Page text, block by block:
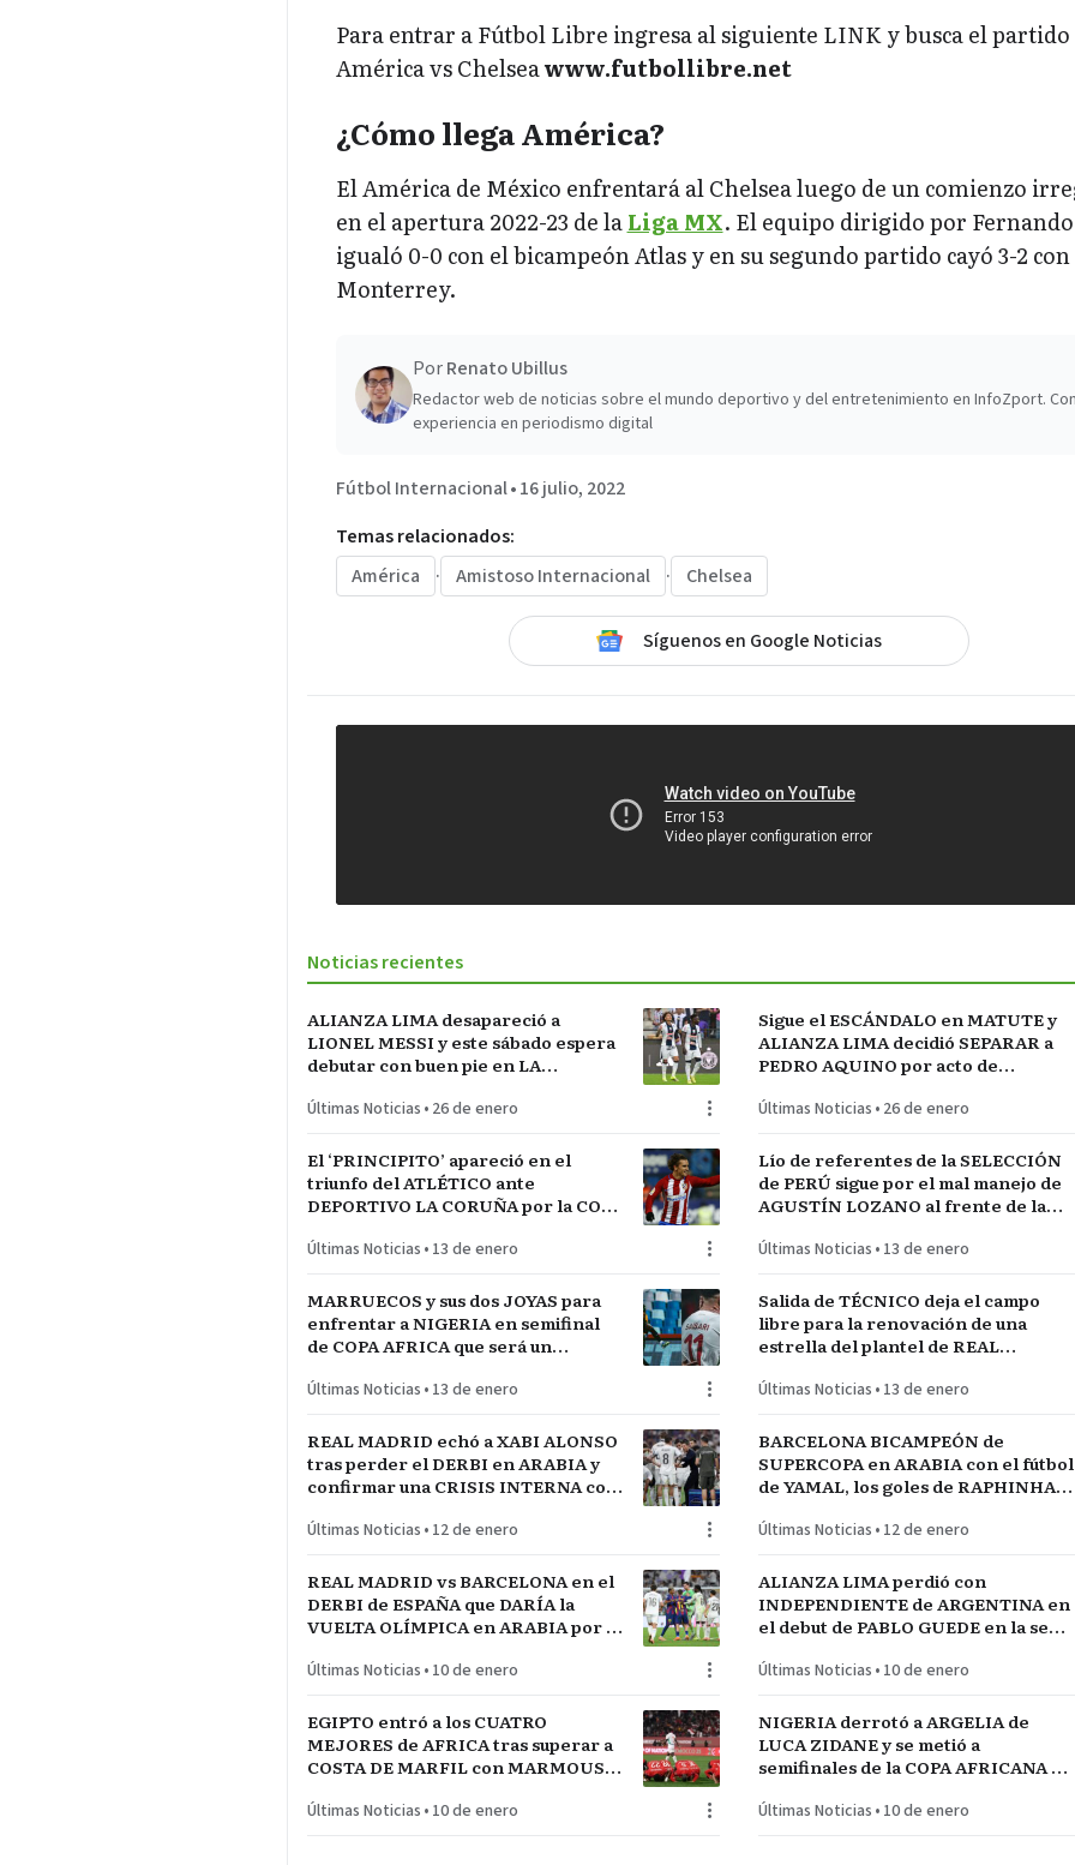
Para entrar a Fútbol Libre ingresa al siguiente LINK y busca el
América vs Chelseawww.futbollibre.net
¿Cómo llega América?
El América de México enfrentará al Chelsea luego de un comienzo
en el apertura 2022-23 de laLiga MX. El equipo dirigido por
igualó 0-0 con el bicampeón Atlas y en su segundo partido cayó 3-2 con
Monterrey.
PorRenato Ubillus
Redactor web de noticias sobre el mundo deportivo y del entretenimiento en InfoZport.
experiencia en periodismo digital
Fútbol Internacional•16 julio, 2022
Temas relacionados:
América
· Amistoso Internacional · Chelsea
Síguenos en Google Noticias
Noticias recientes
ALIANZA LIMA desapareció a
LIONEL MESSI y este sábado espera
debutar con buen pie en LA
Últimas Noticias • 26 de enero
Sigue el ESCÁNDALO en MATUTE y
ALIANZA LIMA decidió SEPARAR a
PEDRO AQUINO por acto de
Últimas Noticias • 26 de enero
El ‘PRINCIPITO’ apareció en el
triunfo del ATLÉTICO ante
DEPORTIVO LA CORUÑA por la COPA
Últimas Noticias • 13 de enero
Lío de referentes de la SELECCIÓN
de PERÚ sigue por el mal manejo de
AGUSTÍN LOZANO al frente de la
Últimas Noticias • 13 de enero
MARRUECOS y sus dos JOYAS para
enfrentar a NIGERIA en semifinal
de COPA AFRICA que será un
reservado
Últimas Noticias • 13 de enero
Salida de TÉCNICO deja el campo
libre para la renovación de una
estrella del plantel de REAL
Últimas Noticias • 13 de enero
REAL MADRID echó a XABI ALONSO
tras perder el DERBI en ARABIA y
confirmar una CRISIS INTERNA con
Últimas Noticias • 12 de enero
BARCELONA BICAMPEÓN de
SUPERCOPA en ARABIA con el fútbol
de YAMAL, los goles de RAPHINHA y
Últimas Noticias • 12 de enero
REAL MADRID vs BARCELONA en el
DERBI de ESPAÑA que DARÍA la
VUELTA OLÍMPICA en ARABIA por el
Últimas Noticias • 10 de enero
ALIANZA LIMA perdió con
INDEPENDIENTE de ARGENTINA en
el debut de PABLO GUEDE en la serie
Últimas Noticias • 10 de enero
EGIPTO entró a los CUATRO
MEJORES de AFRICA tras superar a
COSTA DE MARFIL con MARMOUSH
Últimas Noticias • 10 de enero
NIGERIA derrotó a ARGELIA de
LUCA ZIDANE y se metió a
semifinales de la COPA AFRICANA de
Últimas Noticias • 10 de enero